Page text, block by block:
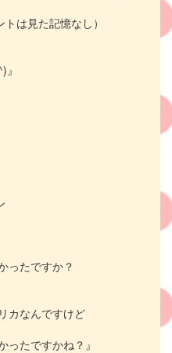
は見た記憶なし）
ったですか？
カなんですけど
ったですかね？』